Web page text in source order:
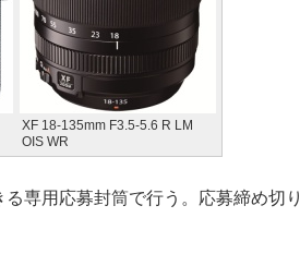
XF 18-135mm F3.5-5.6 R LM
OIS WR
専用応募封筒で行う。応募締め切り